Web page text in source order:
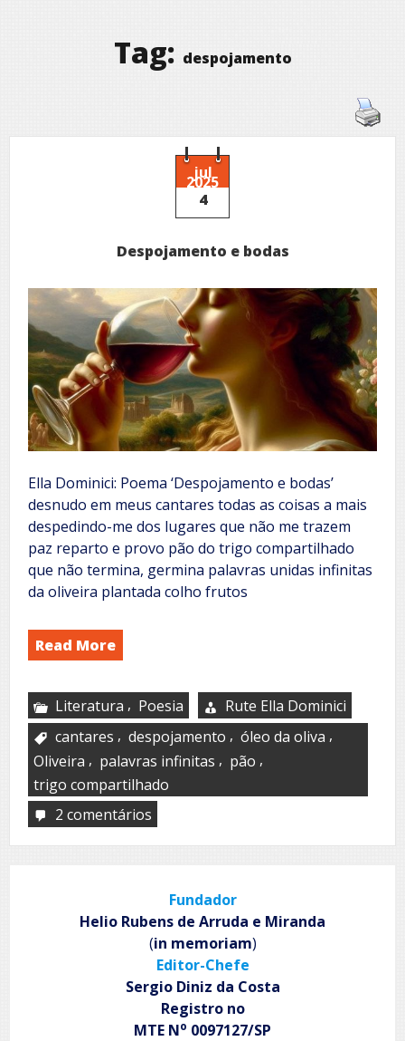
Tag: despojamento
jul
2025
4
Despojamento e bodas
Ella Dominici: Poema ‘Despojamento e bodas’
desnudo em meus cantares todas as coisas a mais
despedindo-me dos lugares que não me trazem
paz reparto e provo pão do trigo compartilhado
que não termina, germina palavras unidas infinitas
da oliveira plantada colho frutos
Read More
Literatura , Poesia
Rute Ella Dominici
cantares , despojamento , óleo da oliva ,
Oliveira , palavras infinitas , pão ,
trigo compartilhado
2 comentários
e
Fundador
Helio Rubens de Arruda e Miranda
(in memoriam)
Editor-Chefe
Sergio Diniz da Costa
Registro no
MTE No 0097127/SP